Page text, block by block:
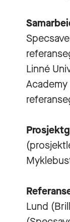
Linné
Academy
Lund